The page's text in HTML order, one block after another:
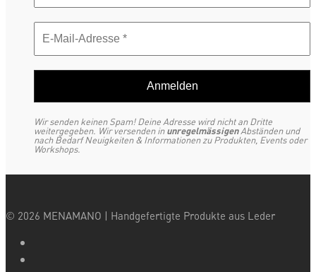
Wir senden keinen Spam! Deine Adresse wird nicht an Dritte
weitergegeben. Wir versenden inunregelmässigenAbständen und
nach Bedarf Neuigkeiten & Informationen zu Produkten, Events oder
Workshops.
© 2026 MENAMANO | Handgefertigte Produkte aus Leder